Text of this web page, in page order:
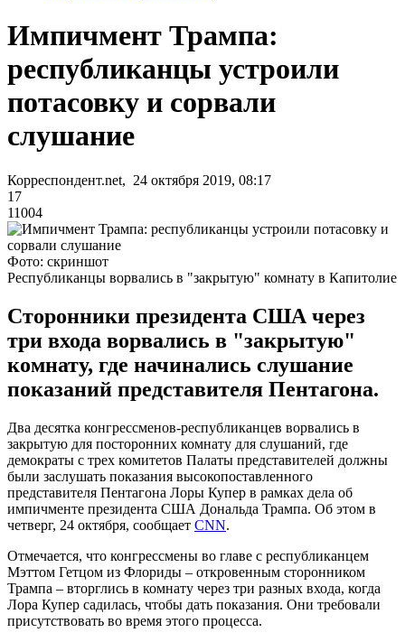
Импичмент Трампа:
республиканцы устроили
потасовку и сорвали
слушание
Корреспондент.net, 24 октября 2019, 08:17
17
11004
Фото: скриншот
Республиканцы ворвались в "закрытую" комнату в Капитолие
Сторонники президента США через
три входа ворвались в "закрытую"
комнату, где начинались слушание
показаний представителя Пентагона.
Два десятка конгрессменов-республиканцев ворвались в
закрытую для посторонних комнату для слушаний, где
демократы с трех комитетов Палаты представителей должны
были заслушать показания высокопоставленного
представителя Пентагона Лоры Купер в рамках дела об
импичменте президента США Дональда Трампа. Об этом в
четверг, 24 октября, сообщает CNN.
Отмечается, что конгрессмены во главе с республиканцем
Мэттом Гетцом из Флориды – откровенным сторонником
Трампа – вторглись в комнату через три разных входа, когда
Лора Купер садилась, чтобы дать показания. Они требовали
присутствовать во время этого процесса.